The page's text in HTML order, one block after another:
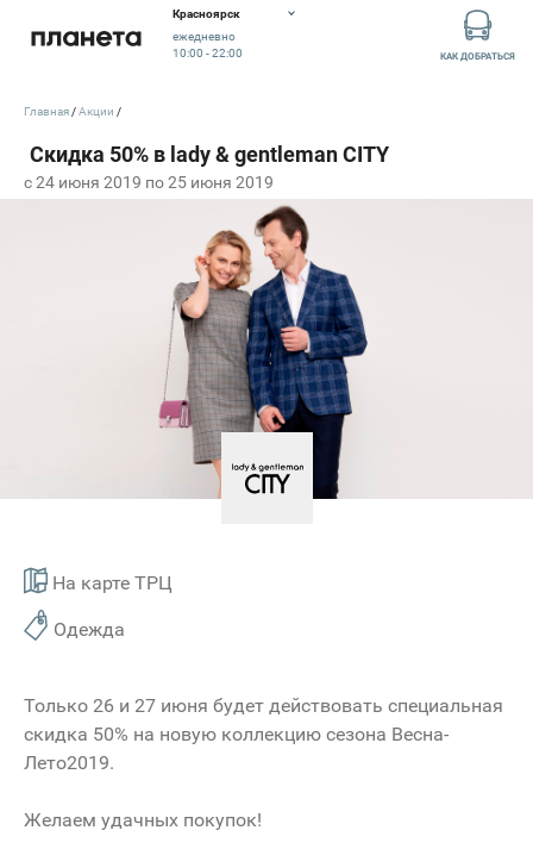
Красноярск
ежедневно
10:00 - 22:00
КАК ДОБРАТЬСЯ
c 24 июня 2019 по 25 июня 2019
На карте ТРЦ
Одежда
Главная Акции
Только 26 и 27 июня будет действовать специальная
скидка 50% на новую коллекцию сезона Весна-
Лето2019.
Желаем удачных покупок!